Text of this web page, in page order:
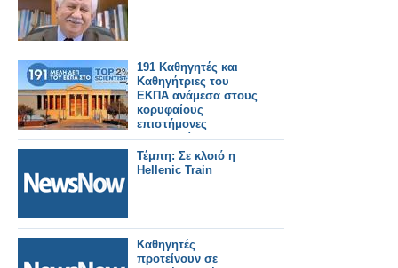
191 Καθηγητές και
Καθηγήτριες του
ΕΚΠΑ ανάμεσα στους
κορυφαίους
επιστήμονες
παγκοσμίως
Τέμπη: Σε κλοιό η
Hellenic Train
Καθηγητές
προτείνουν σε